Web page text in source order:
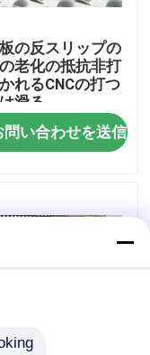
の反スリップの
老化の抵抗非打
れるCNCの打つ
滑る
問い合わせを送信